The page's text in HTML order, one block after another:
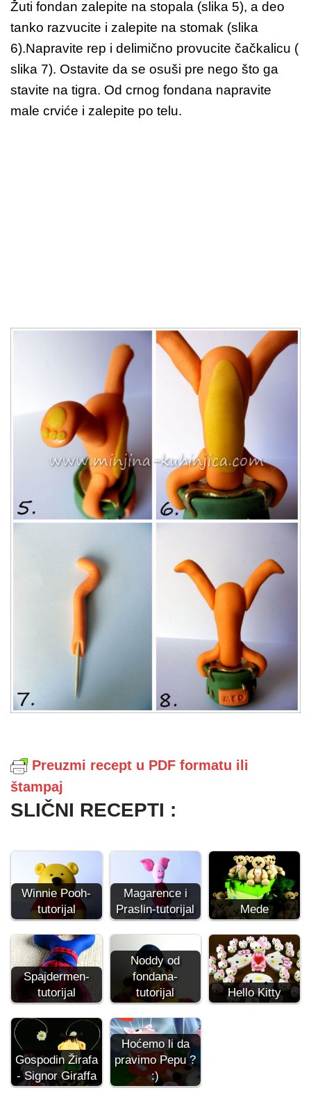
Žuti fondan zalepite na stopala (slika 5), a deo
tanko razvucite i zalepite na stomak (slika
6).Napravite rep i delimično provucite čačkalicu (
slika 7). Ostavite da se osuši pre nego što ga
stavite na tigra. Od crnog fondana napravite
male crviće i zalepite po telu.
Preuzmi recept u PDF formatu ili
štampaj
SLIČNI RECEPTI :
Winnie Pooh-
tutorijal
Magarence i
Praslin-tutorijal
Mede
Spajdermen-
tutorijal
Noddy od
fondana-
tutorijal
Hello Kitty
Gospodin Žirafa
- Signor Giraffa
Hoćemo li da
pravimo Pepu ?
:)